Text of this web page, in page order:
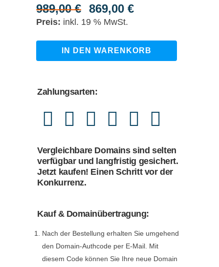
989,00€
Ursprünglicher
Preis
989,00 €
869,00 €Aktueller
869,00 €.
inkl. 19 % MwSt.
deine-
quantity
IN DEN WARENKORB
Zahlungsarten:
Vergleichbare Domains sind selten
verfügbar und langfristig gesichert.
Jetzt kaufen! Einen Schritt vor der
Konkurrenz.
Kauf & Domainübertragung:
Nach der Bestellung erhalten Sie umgehend
den Domain-Authcode per E-Mail. Mit
diesem Code können Sie Ihre neue Domain